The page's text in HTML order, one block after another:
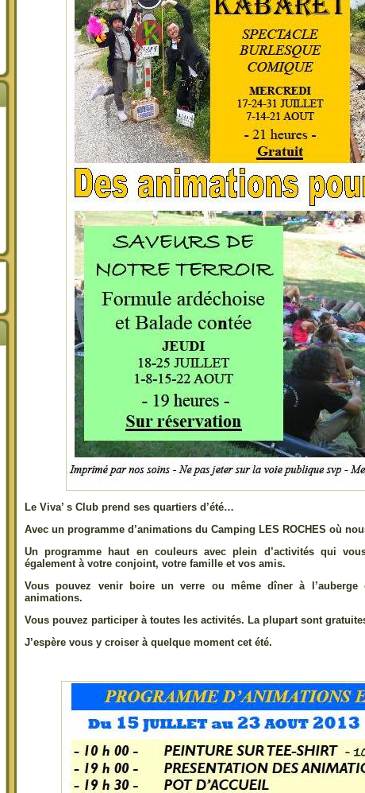
Le Viva’ s Club prend ses quartiers d’été…
Avec un programme d’animations du Camping LES ROCHES où
Un programme haut en couleurs avec plein d’activités qui
également à votre conjoint, votre famille et vos amis.
Vous pouvez venir boire un verre ou même dîner à
animations.
Vous pouvez participer à toutes les activités. La plupart sont
J’espère vous y croiser à quelque moment cet été.